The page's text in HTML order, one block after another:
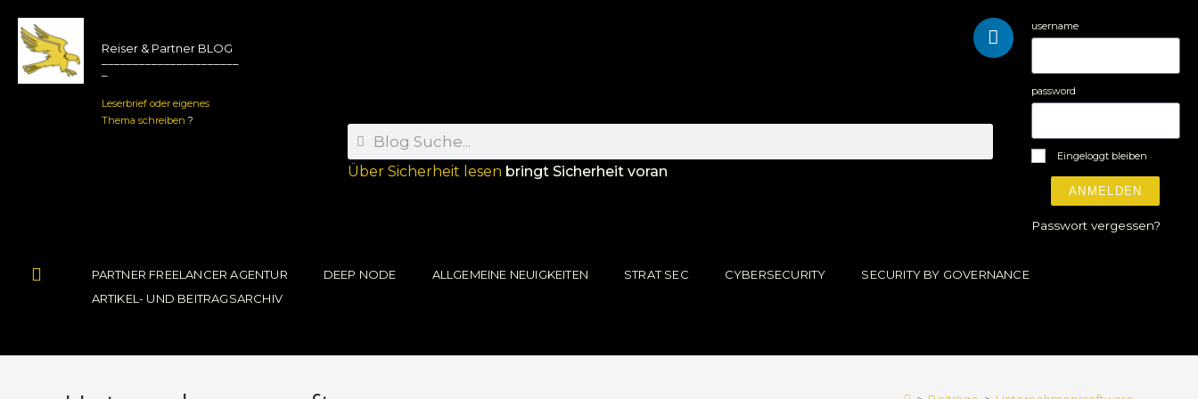
Reiser & Partner BLOG
Leserbrief oder eigenes
Thema schreiben ?
Über Sicherheit lesen bringt Sicherheit voran
username
password
Eingeloggt bleiben
ANMELDEN
Passwort vergessen?
PARTNER FREELANCER AGENTUR DEEP NODE ALLGEMEINE NEUIGKEITEN STRAT SEC CYBERSECURITY
SECURITY BY GOVERNANCE
ARTIKEL- UND BEITRAGSARCHIV